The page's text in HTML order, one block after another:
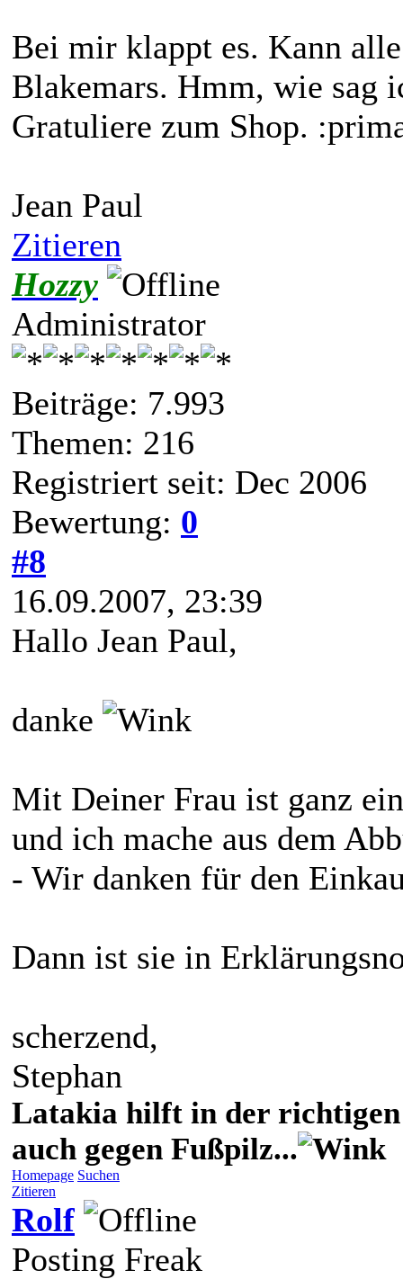
Bei mir klappt es. Kann
Blakemars. Hmm, wie sag
Gratuliere zum Shop.
Jean Paul
Zitieren
Hozzy
Administrator
Beiträge: 7.993
Themen: 216
Registriert seit: Dec 2006
Bewertung: 0
#8
16.09.2007, 23:39
Hallo Jean Paul,
danke
Mit Deiner Frau ist ganz
und ich mache aus dem
- Wir danken für den
Dann ist sie in
scherzend,
Stephan
Latakia hilft in der richtigen
auch gegen Fußpilz...
Homepage Suchen
Zitieren
Rolf
Posting Freak